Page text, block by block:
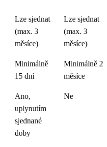
Lze sjednat
(max. 3
měsíce)
Lze sjednat
(max. 3
měsíce)
Minimálně
15 dní
Minimálně 2
měsíce
Ano,
uplynutím
sjednané
doby
Ne